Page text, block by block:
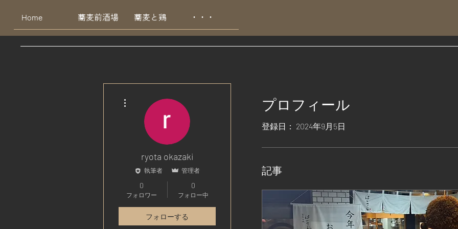
Home 蕎麦前酒場 蕎麦と鶏 ・・・
プロフィール
登録日： 2024年9月5日
記事
ryota okazaki
執筆者 管理者
0
フォロワー
0
フォロー中
フォローする